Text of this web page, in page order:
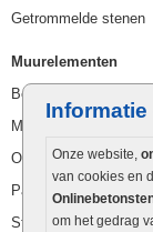
Onze website,
van cookies en
om het gedrag
Getrommelde stenen
Muurelementen
Betonbielzen
Muurstenen
Opsluitbanden
Palissaden
Stapelblokken